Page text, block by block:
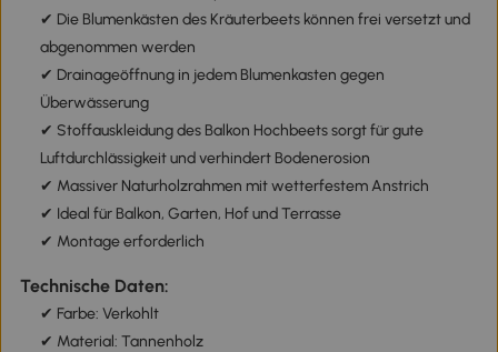
✔ Die Blumenkästen des Kräuterbeets können frei versetzt und
abgenommen werden
✔ Drainageöffnung in jedem Blumenkasten gegen
Überwässerung
✔ Stoffauskleidung des Balkon Hochbeets sorgt für gute
Luftdurchlässigkeit und verhindert Bodenerosion
✔ Massiver Naturholzrahmen mit wetterfestem Anstrich
✔ Ideal für Balkon, Garten, Hof und Terrasse
✔ Montage erforderlich
Technische Daten:
✔ Farbe: Verkohlt
✔ Material: Tannenholz